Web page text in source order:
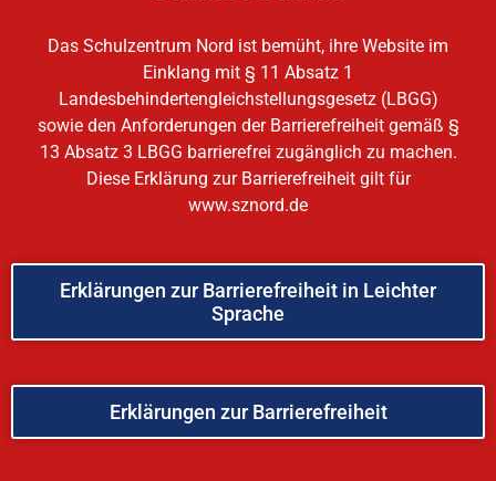
Das Schulzentrum Nord ist bemüht, ihre Website im
Einklang mit § 11 Absatz 1
Landesbehindertengleichstellungsgesetz (LBGG)
sowie den Anforderungen der Barrierefreiheit gemäß §
13 Absatz 3 LBGG barrierefrei zugänglich zu machen.
Diese Erklärung zur Barrierefreiheit gilt für
www.sznord.de
Erklärungen zur Barrierefreiheit in Leichter
Sprache
Erklärungen zur Barrierefreiheit